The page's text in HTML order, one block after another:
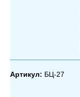
Артикул: БЦ-27